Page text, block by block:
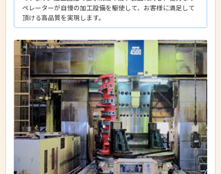
ペレーターが自慢の加工設備を駆使して、お客様に満足して
頂ける高品質を実現します。